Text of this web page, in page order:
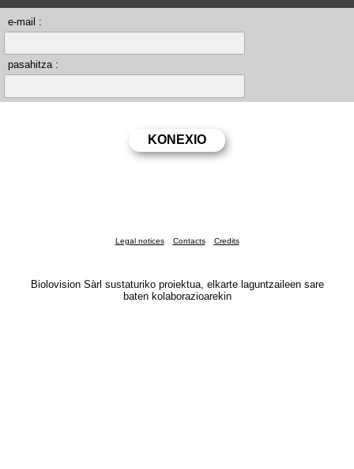
e-mail :
pasahitza :
Legal notices Contacts Credits
Biolovision Sàrl sustaturiko proiektua, elkarte laguntzaileen sare
baten kolaborazioarekin